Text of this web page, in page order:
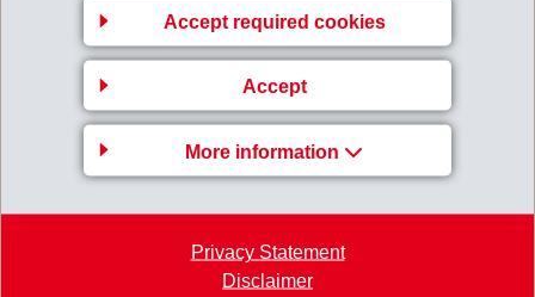
Accept required cookies
Accept
More information
Privacy Statement
Disclaimer
Business Unit EMS-
GRIVORY Europe
EMS-CHEMIE AG
Via Innovativa 1